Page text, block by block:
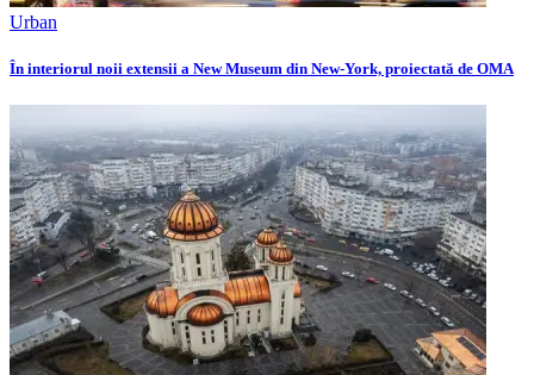
Urban
În interiorul noii extensii a New Museum din New-York, proiectată de OMA